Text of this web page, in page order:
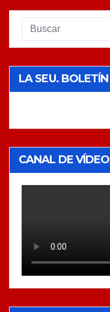
LA SEU. BOLETÍN
CANAL DE VÍDEO